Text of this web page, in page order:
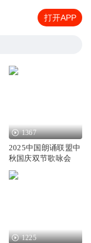
打开APP
1367
2025中国朗诵联盟中
秋国庆双节歌咏会
1225